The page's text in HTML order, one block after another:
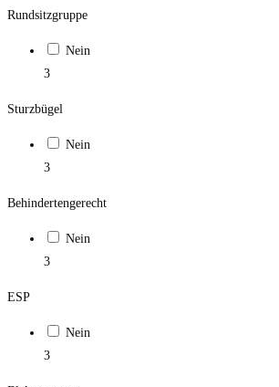
Rundsitzgruppe
Nein
3
Sturzbügel
Nein
3
Behindertengerecht
Nein
3
ESP
Nein
3